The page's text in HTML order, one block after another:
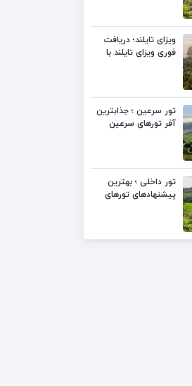
ویزای تایلند؛ دریافت
فوری ویزای تایلند با
تور سرعین ؛ جذابترین
آفر تورهای سرعین
تور داخلی ؛ بهترین
پیشنهادهای تورهای